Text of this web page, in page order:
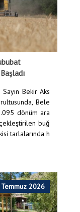
Sayın Bekir Aks
Bele
dönüm ara
buğ
tarlalarında h
2026